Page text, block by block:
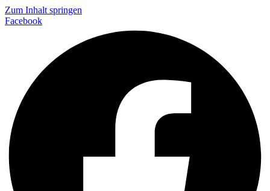
Zum Inhalt springen
Facebook